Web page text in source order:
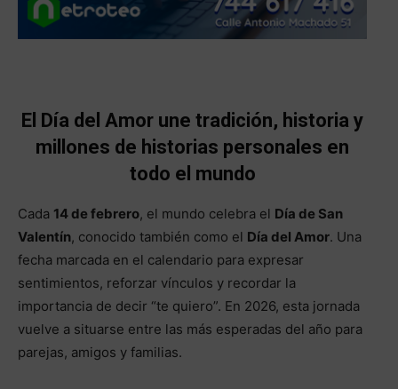
El Día del Amor une tradición, historia y
millones de historias personales en
todo el mundo
Cada 14 de febrero, el mundo celebra el Día de San
Valentín, conocido también como el Día del Amor. Una
fecha marcada en el calendario para expresar
sentimientos, reforzar vínculos y recordar la
importancia de decir “te quiero”. En 2026, esta jornada
vuelve a situarse entre las más esperadas del año para
parejas, amigos y familias.